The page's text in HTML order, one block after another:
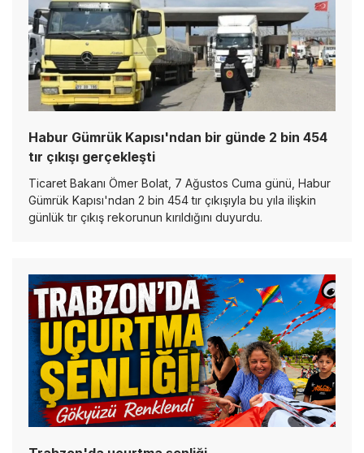
Habur Gümrük Kapısı'ndan bir günde 2 bin 454
tır çıkışı gerçekleşti
Ticaret Bakanı Ömer Bolat, 7 Ağustos Cuma günü, Habur
Gümrük Kapısı'ndan 2 bin 454 tır çıkışıyla bu yıla ilişkin
günlük tır çıkış rekorunun kırıldığını duyurdu.